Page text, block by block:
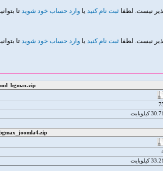
نیست. لطفا ثبت نام کنید یا وارد حساب خود شوید تا
نیست. لطفا ثبت نام کنید یا وارد حساب خود شوید تا
30.71 کیلوبایت
33.21 کیلوبایت